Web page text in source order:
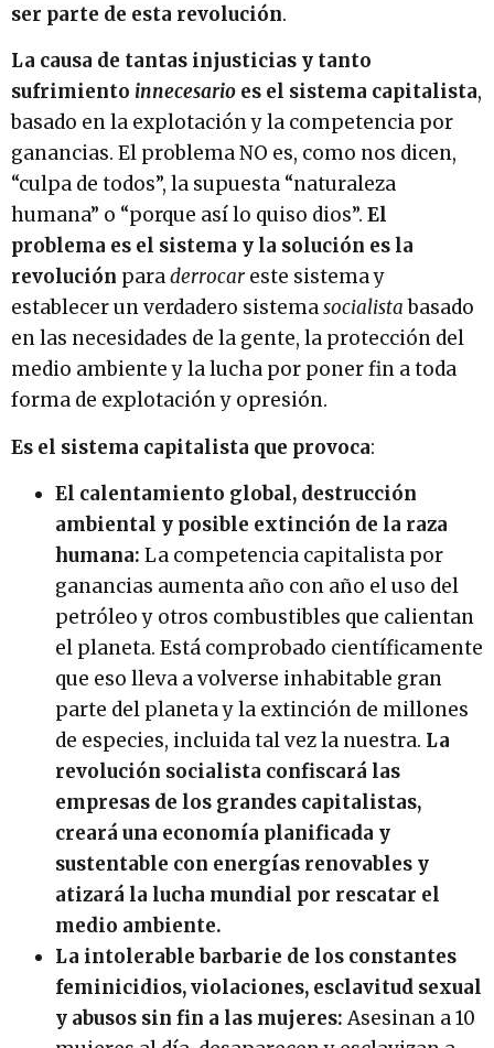
ser parte de esta revolución.
La causa de tantas injusticias y tanto
sufrimiento innecesario es el sistema capitalista,
basado en la explotación y la competencia por
ganancias. El problema NO es, como nos dicen,
“culpa de todos”, la supuesta “naturaleza
humana” o “porque así lo quiso dios”. El
problema es el sistema y la solución es la
revolución paraderrocar este sistema y
establecer un verdadero sistemasocialistabasado
en las necesidades de la gente, la protección del
medio ambiente y la lucha por poner fin a toda
forma de explotación y opresión.
Es el sistema capitalista que provoca:
El calentamiento global, destrucción
ambiental y posible extinción de la raza
humana: La competencia capitalista por
ganancias aumenta año con año el uso del
petróleo y otros combustibles que calientan
el planeta. Está comprobado científicamente
que eso lleva a volverse inhabitable gran
parte del planeta y la extinción de millones
de especies, incluida tal vez la nuestra. La
revolución socialista confiscará las
empresas de los grandes capitalistas,
creará una economía planificada y
sustentable con energías renovables y
atizará la lucha mundial por rescatar el
medio ambiente.
La intolerable barbarie de los constantes
feminicidios, violaciones, esclavitud sexual
y abusos sin fin a las mujeres:Asesinan a 10